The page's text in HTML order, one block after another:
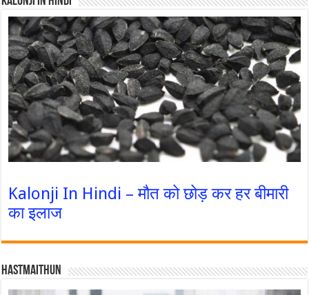
Kalonji In Hindi – मौत को छोड़ कर हर बीमारी
का इलाज
Hastmaithun